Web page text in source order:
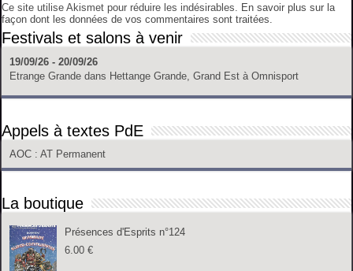
Ce site utilise Akismet pour réduire les indésirables.
En savoir plus sur la
façon dont les données de vos commentaires sont traitées
Festivals et salons à venir
19/09/26 - 20/09/26
Etrange Grande dans Hettange Grande, Grand Est à Omnisport
Appels à textes PdE
AOC : AT Permanent
La boutique
Présences d'Esprits n°124
6.00€